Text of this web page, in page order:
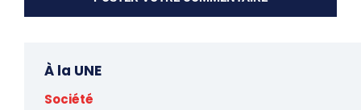
À la UNE
Société